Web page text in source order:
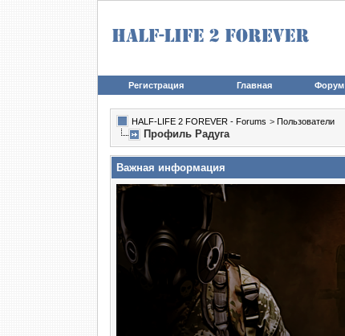
Регистрация Главная Форум
HALF-LIFE 2 FOREVER - Forums > Пользователи
Профиль Радуга
Важная информация